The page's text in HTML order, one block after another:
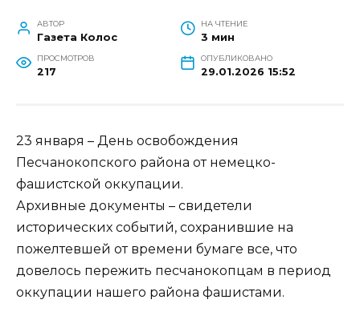
АВТОР
Газета Колос
НА ЧТЕНИЕ
3 мин
ПРОСМОТРОВ
217
ОПУБЛИКОВАНО
29.01.2026 15:52
23 января – День освобождения
Песчанокопского района от немецко-
фашистской оккупации.
Архивные документы – свидетели
исторических событий, сохранившие на
пожелтевшей от времени бумаге все, что
довелось пережить песчанокопцам в период
оккупации нашего района фашистами.